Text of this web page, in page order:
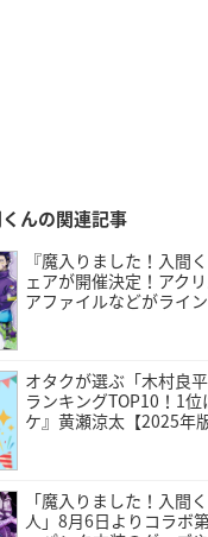
んの関連記事
『魔入りました！入間
ェアが開催決定！アク
アファイルなどがライ
オタクが選ぶ「木村良
ランキングTOP10！1
ケ』黄瀬涼太【2025年版
「魔入りました！入間
人」8月6日よりコラボ